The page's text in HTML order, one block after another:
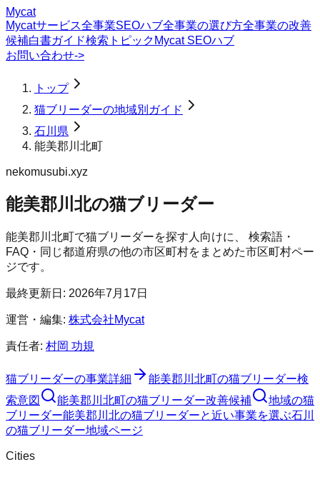
Mycat
Mycatサービス全事業SEOハブ全事業の選び方全事業の改善
候補白書ガイド検索トピック Mycat SEOハブ
お問い合わせ->
トップ
猫ブリーダーの地域別ガイド
石川県
能美郡川北町
nekomusubi.xyz
能美郡川北の猫ブリーダー
能美郡川北町で猫ブリーダーを探す人向けに、 検索語・
FAQ・同じ都道府県の他の市区町村をまとめた市区町村ペー
ジです。
最終更新日: 2026年7月17日
運営・編集: 株式会社Mycat
責任者: 村岡 功規
猫ブリーダーの事業詳細 能美郡川北町の猫ブリーダー検
索意図
能美郡川北町の猫ブリーダー改善候補
地域の猫
ブリーダー能美郡川北の猫ブリーダーと近い事業を選ぶ石川
の猫ブリーダー地域ページ
Cities